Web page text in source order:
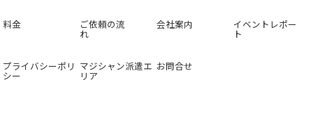
料金 ご依頼の流
れ
会社案内 イベントレポー
ト
プライバシーポリ
シー
マジシャン派遣エ
リア
お問合せ